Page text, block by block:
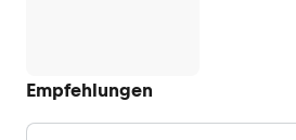
Empfehlungen